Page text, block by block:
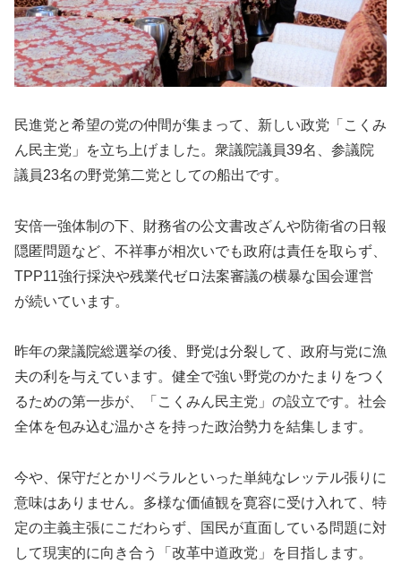
民進党と希望の党の仲間が集まって、新しい政党「こくみ
ん民主党」を立ち上げました。衆議院議員39名、参議院
議員23名の野党第二党としての船出です。
安倍一強体制の下、財務省の公文書改ざんや防衛省の日報
隠匿問題など、不祥事が相次いでも政府は責任を取らず、
TPP11強行採決や残業代ゼロ法案審議の横暴な国会運営
が続いています。
昨年の衆議院総選挙の後、野党は分裂して、政府与党に漁
夫の利を与えています。健全で強い野党のかたまりをつく
るための第一歩が、「こくみん民主党」の設立です。社会
全体を包み込む温かさを持った政治勢力を結集します。
今や、保守だとかリベラルといった単純なレッテル張りに
意味はありません。多様な価値観を寛容に受け入れて、特
定の主義主張にこだわらず、国民が直面している問題に対
して現実的に向き合う「改革中道政党」を目指します。